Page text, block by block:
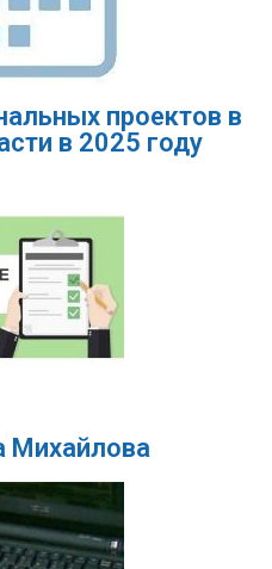
проектов в
в 2025 году
Михайлова